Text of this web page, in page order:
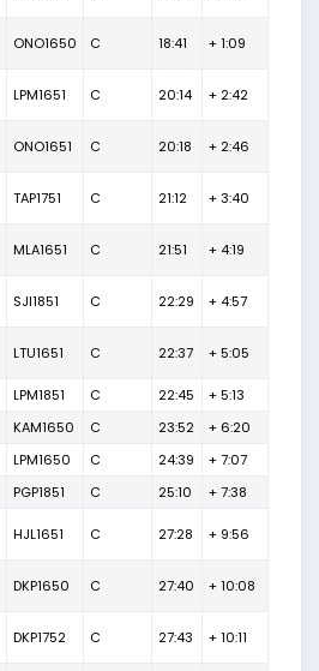
ONO1650 C 18:41 + 1:09
LPM1651 C 20:14 + 2:42
ONO1651 C 20:18 + 2:46
TAP1751 C 21:12 + 3:40
MLA1651 C 21:51 + 4:19
SJI1851 C 22:29 + 4:57
LTU1651 C 22:37 + 5:05
LPM1851 C 22:45
+ 5:13
KAM1650 C 23:52
+ 6:20
LPM1650 C 24:39
+ 7:07
PGP1851 C 25:10 + 7:38
HJL1651 C 27:28 + 9:56
DKP1650 C 27:40 + 10:08
DKP1752 C 27:43 + 10:11